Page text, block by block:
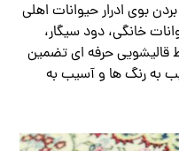
بوی ادرار حیوانات اهلی
خانگی، دود سیگار،
حرفه ای تضمین
به رنگ ها و آسیب به